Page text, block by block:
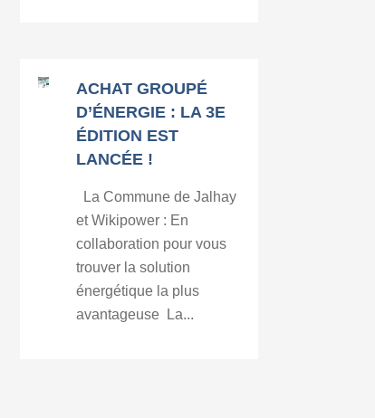
ACHAT GROUPÉ
D’ÉNERGIE : LA 3E
ÉDITION EST
LANCÉE !
La Commune de Jalhay
et Wikipower : En
collaboration pour vous
trouver la solution
énergétique la plus
avantageuse La...